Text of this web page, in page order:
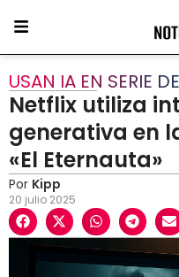
USAN IA EN SERIE
Netflix utiliza
generativa en
«El Eternauta»
Por Kipp
20 julio 2025